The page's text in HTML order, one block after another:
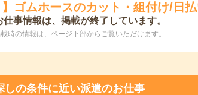
】ゴムホースのカット・組付け/日
仕事情報は、掲載が終了しています。
時の情報は、ページ下部からご覧いただけます。
しの条件に近い派遣のお仕事